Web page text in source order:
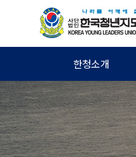
한청소개
30대 회장